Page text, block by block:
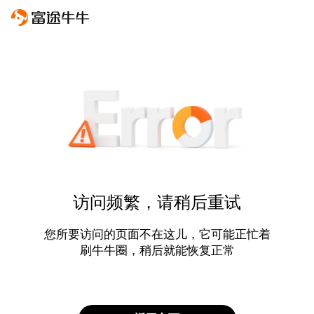
访问频繁，请稍后重试
您所要访问的页面不在这儿，它可能正忙着
刷牛牛圈，稍后就能恢复正常